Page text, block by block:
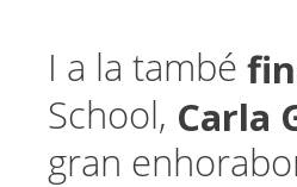
I a la també
School, Carla
gran